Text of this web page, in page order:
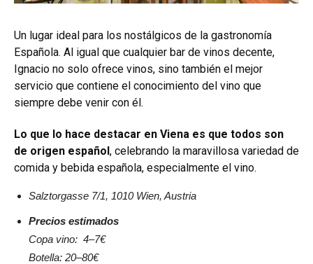
Un lugar ideal para los nostálgicos de la gastronomía
Española. Al igual que cualquier bar de vinos decente,
Ignacio no solo ofrece vinos, sino también el mejor
servicio que contiene el conocimiento del vino que
siempre debe venir con él.
Lo que lo hace destacar en Viena es que todos son
de origen español, celebrando la maravillosa variedad de
comida y bebida española, especialmente el vino.
Salztorgasse 7/1, 1010 Wien, Austria
Precios estimados
Copa vino: 4–7€
Botella: 20–80€